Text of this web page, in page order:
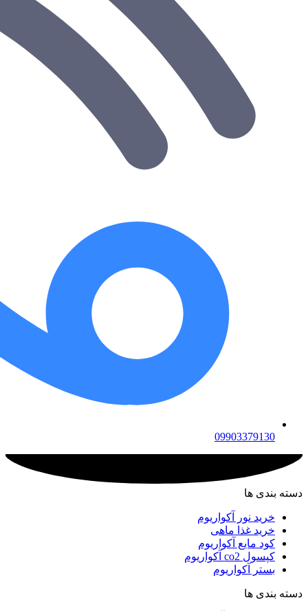
09903379130
دسته بندی ها
خرید نور آکواریوم
خرید غذا ماهی
کود مایع آکواریوم
کپسول co2 آکواریوم
بستر آکواریوم
دسته بندی ها